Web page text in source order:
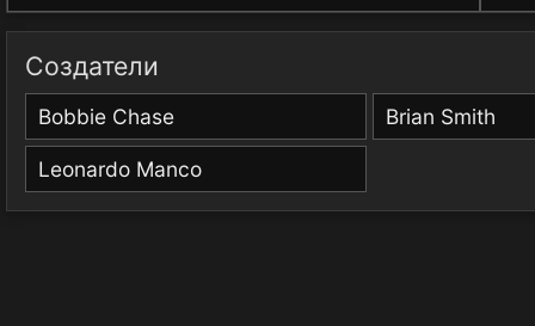
Создатели
Bobbie Chase Brian Smith
Leonardo Manco